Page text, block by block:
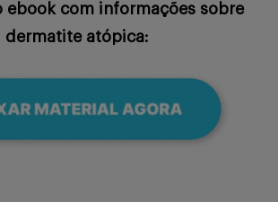
ebook com informações sobre
dermatite atópica: